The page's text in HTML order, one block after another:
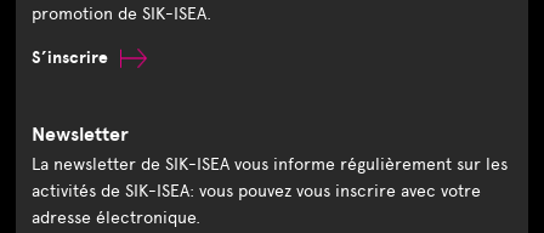
promotion de SIK-ISEA.
S’inscrire
Newsletter
La newsletter de SIK-ISEA vous informe régulièrement sur les
activités de SIK-ISEA: vous pouvez vous inscrire avec votre
adresse électronique.